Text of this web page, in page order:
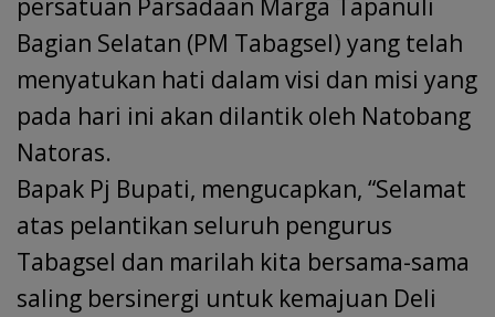
persatuan Parsadaan Marga Tapanuli
Bagian Selatan (PM Tabagsel) yang telah
menyatukan hati dalam visi dan misi yang
pada hari ini akan dilantik oleh Natobang
Natoras.
Bapak Pj Bupati, mengucapkan, “Selamat
atas pelantikan seluruh pengurus
Tabagsel dan marilah kita bersama-sama
saling bersinergi untuk kemajuan Deli